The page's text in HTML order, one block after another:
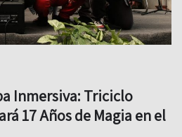
Inmersiva: Triciclo
17 Años de Magia en el